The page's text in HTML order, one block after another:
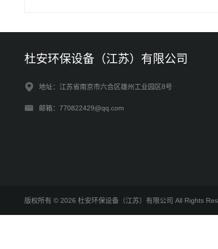
杜安环保设备（江苏）有限公司
地址：江苏省南京市六合区雄州工业园区8号
邮箱：770822429@qq.com
版权所有 © 2026 杜安环保设备（江苏）有限公司 All Rights